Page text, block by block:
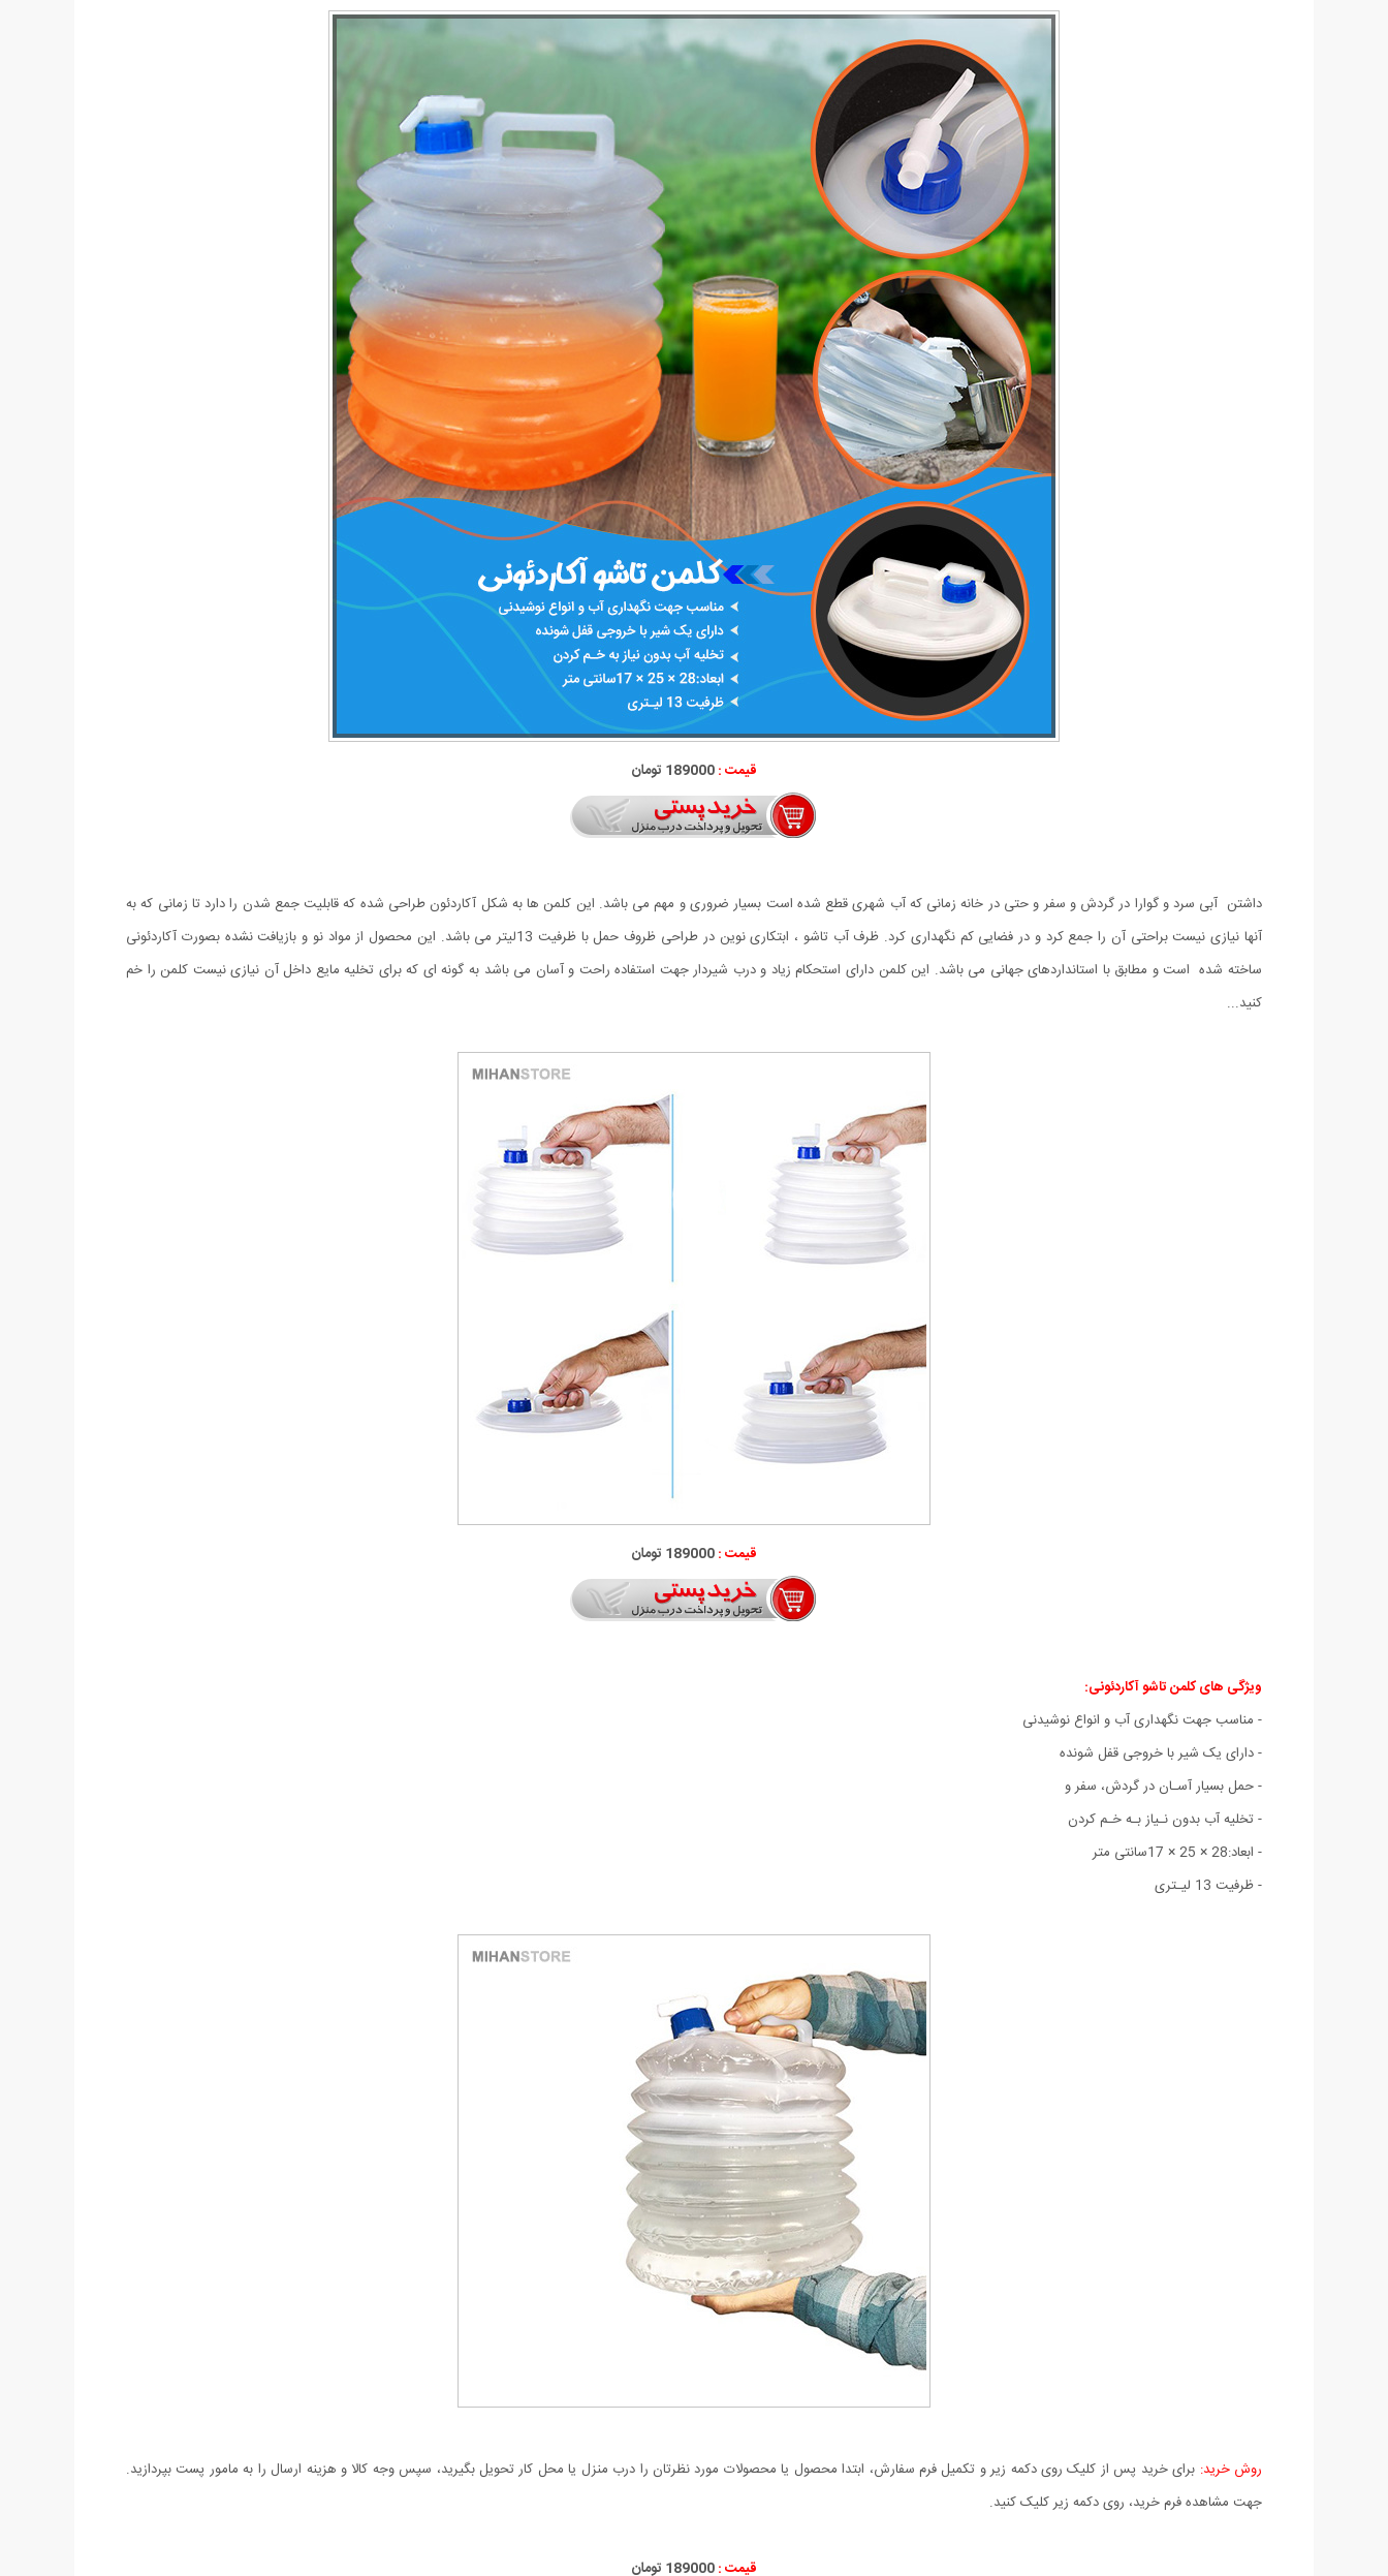
قیمت :189000 تومان
داشتن آبی سرد و گوارا در گردش و سفر و حتی در خانه زمانی که آب شهری قطع شده است بسیار ضروری و مهم می باشد. این کلمن ها به شکل آکاردئون طراحی شده که قابلیت جمع شدن را دارد تا زمانی که به
آنها نیازی نیست براحتی آن را جمع کرد و در فضایی کم نگهداری کرد. ظرف آب تاشو ، ابتکاری نوین در طراحی ظروف حمل با ظرفیت 13لیتر می باشد. این محصول از مواد نو و بازیافت نشده بصورت آکاردئونی
ساخته شده است و مطابق با استانداردهای جهانی می باشد. این کلمن دارای استحکام زیاد و درب شیردار جهت استفاده راحت و آسان می باشد به گونه ای که برای تخلیه مایع داخل آن نیازی نیست کلمن را خم
کنید...
قیمت :189000 تومان
ویژگی های کلمن تاشو آکاردئونی:
- مناسب جهت نگهداری آب و انواع نوشیدنی
- دارای یک شیر با خروجی قفل شونده
- حمل بسیار آسـان در گردش، سفر و
- تخلیه آب بدون نـیاز بـه خـم کردن
- ابعاد:28 × 25 × 17سانتی متر
- ظرفیت 13 لیـتری
روش خرید: برای خرید پس از کلیک روی دکمه زیر و تکمیل فرم سفارش، ابتدا محصول یا محصولات مورد نظرتان را درب منزل یا محل کار تحویل بگیرید، سپس وجه کالا و هزینه ارسال را به مامور پست بپردازید.
جهت مشاهده فرم خرید، روی دکمه زیر کلیک کنید.
قیمت :189000 تومان